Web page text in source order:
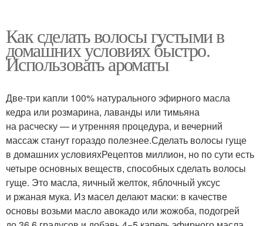
Как сделать волосы густыми в
домашних условиях быстро.
Использовать ароматы
Две-три капли 100% натурального эфирного масла
кедра или розмарина, лаванды или тимьяна
на расческу — и утренняя процедура, и вечерний
массаж станут гораздо полезнее.Сделать волосы гуще
в домашних условияхРецептов миллион, но по сути есть
четыре основных веществ, способных сделать волосы
гуще. Это масла, яичный желток, яблочный уксус
и ржаная мука. Из масел делают маски: в качестве
основы возьми масло авокадо или жожоба, подогрей